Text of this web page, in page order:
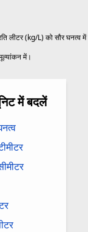
लीटर (kg/L) को सौर घनत्व में
में।
में बदलें